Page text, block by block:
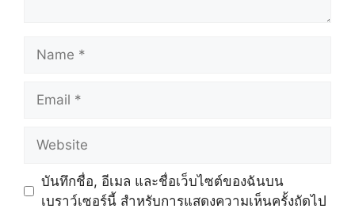
บันทึกชื่อ, อีเมล และชื่อเว็บไซต์ของฉันบน
เบราว์เซอร์นี้ สำหรับการแสดงความเห็นครั้งถัดไป